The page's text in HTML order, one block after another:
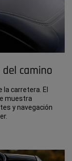
camino
carretera. El
muestra
y navegación